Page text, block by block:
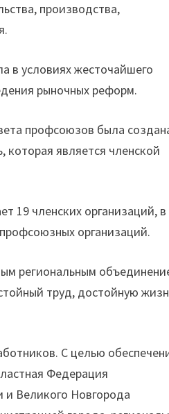
производства,
в условиях жесточайшего
рыночных реформ.
профсоюзов была
является членской
19 членских организаций,
организаций.
региональным
труд, достойную
С целью
Федерация
и Великого Новгорода